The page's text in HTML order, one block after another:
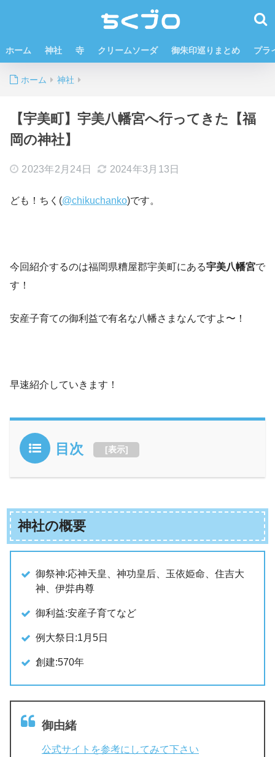
ホーム 神社 寺 クリームソーダ 御朱印巡りまとめ プラ
ホーム 神社
【宇美町】宇美八幡宮へ行ってきた【福
岡の神社】
2023年2月24日 2024年3月13日
ども！ちく(@chikuchanko)です。
今回紹介するのは福岡県糟屋郡宇美町にある宇美八幡宮で
す！
安産子育ての御利益で有名な八幡さまなんですよ〜！
早速紹介していきます！
目次 [表示]
神社の概要
御祭神:応神天皇、神功皇后、玉依姫命、住吉大
神、伊弉冉尊
御利益:安産子育てなど
例大祭日:1月5日
創建:570年
御由緒
公式サイトを参考にしてみて下さい